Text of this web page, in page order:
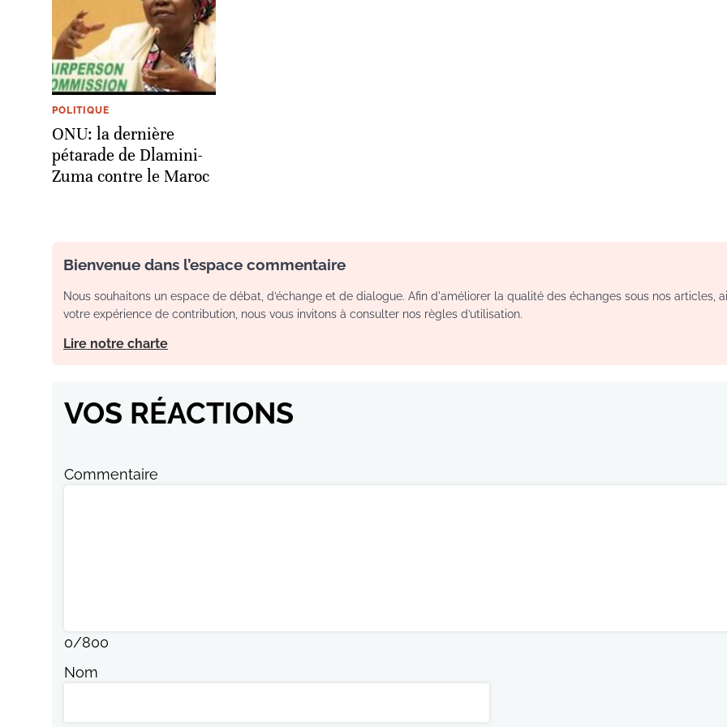
POLITIQUE
ONU: la dernière
pétarade de Dlamini-
Zuma contre le Maroc
Bienvenue dans l’espace commentaire
Nous souhaitons un espace de débat, d’échange et de dialogue. Afin d'améliorer la qualité des échanges sous nos articles,
votre expérience de contribution, nous vous invitons à consulter nos règles d’utilisation.
Lire notre charte
VOS RÉACTIONS
Commentaire
0/800
Nom